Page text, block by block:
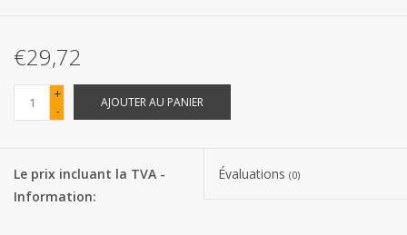
Confiserie Saint-Nicolas
Cadeaux de Pâques
€29,72
+
-
AJOUTER AU PANIER
Le prix incluant la TVA -
Information:
Évaluations (0)